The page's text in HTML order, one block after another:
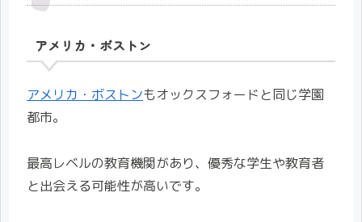
アメリカ・ボストン
アメリカ・ボストンもオックスフォードと同じ学園
都市。
最高レベルの教育機関があり、優秀な学生や教育者
と出会える可能性が高いです。